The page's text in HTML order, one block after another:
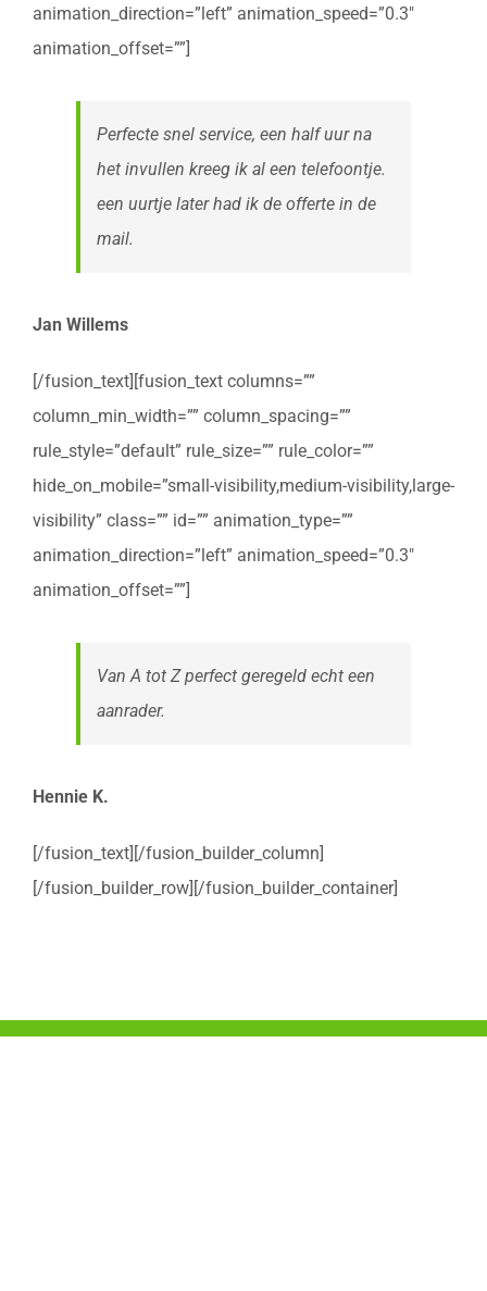
animation_direction=”left” animation_speed=”0.3″
animation_offset=””]
Perfecte snel service, een half uur na
het invullen kreeg ik al een telefoontje.
een uurtje later had ik de offerte in de
mail.
Jan Willems
[/fusion_text][fusion_text columns=””
column_min_width=”” column_spacing=””
rule_style=”default” rule_size=”” rule_color=””
hide_on_mobile=”small-visibility,medium-visibility,large-
visibility” class=”” id=”” animation_type=””
animation_direction=”left” animation_speed=”0.3″
animation_offset=””]
Van A tot Z perfect geregeld echt een
aanrader.
Hennie K.
[/fusion_text][/fusion_builder_column]
[/fusion_builder_row][/fusion_builder_container]